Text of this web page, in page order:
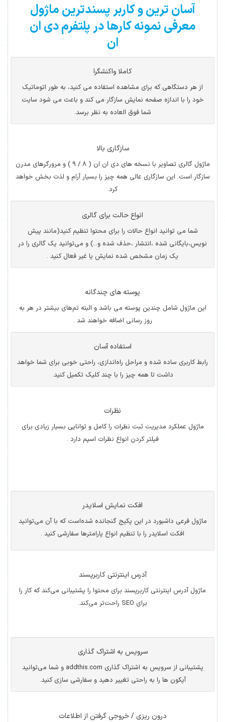
آسان ترین و کاربر پسندترین ماژول
معرفی نمونه کارها در پلتفرم دی ان
ان
کاملا واکنشگرا
از هر دستگاهی که برای مشاهده استفاده می کنید، به طور اتوماتیک
خود را با اندازه صفحه نمایش سازگار می کند و باعث می شود سایت
شما فوق العاده به نظر برسد.
سازگاری بالا
ماژول گالری تصاویر با نسخه های دی ان ان ( 8 / 9 ) و مرورگرهای مدرن
سازگار است. این سازگاری عالی همه چیز را بسیار آرام و لذت بخش خواهد
کرد.
انواع حالت برای گالری
شما می توانید انواع حالات را برای محتوا تنظیم کنید(مانند پیش
نویس،بایگانی شده ،انتشار ،حذف شده و...) و می‌توانید یک گالری را در
یک زمان مشخص شده نمایش یا غیر فعال کنید .
پوسته های چندگانه
این ماژول شامل چندین پوسته می باشد و البته تم‌های بیشتر در هر به
روز رسانی اضافه خواهند شد .
استفاده آسان
رابط کاربری ساده شده و مراحل راه‌اندازی، راحتی خوبی برای شما خواهد
داشت تا همه چیز را با چند کلیک تکمیل کنید.
نظرات
ماژول عملکرد مدیریت ثبت نظرات را کامل و توانایی بسیار زیادی برای
فیلتر کردن انواع نظرات اسپم دارد .
افکت نمایش اسلایدر
ماژول فرعی داشبورد در این پکیج گنجانده شده‌است که با آن می‌توانید
افکت اسلایدر را با تنظیم انواع پارامترها سفارشی کنید .
آدرس اینترنتی کاربرپسند
ماژول آدرس اینترنتی کاربرپسند برای محتوا را پشتیبانی می‌کند که کار را
برای SEO راحت‌تر می‌کند.
سرویس به اشتراک گذاری
پشتیبانی از سرویس به اشتراک گذاری addthis.com و شما می‌توانید
آیکون ها را به راحتی تغییر دهید و سفارشی سازی کنید.
درون ریزی / خروجی گرفتن از اطلاعات